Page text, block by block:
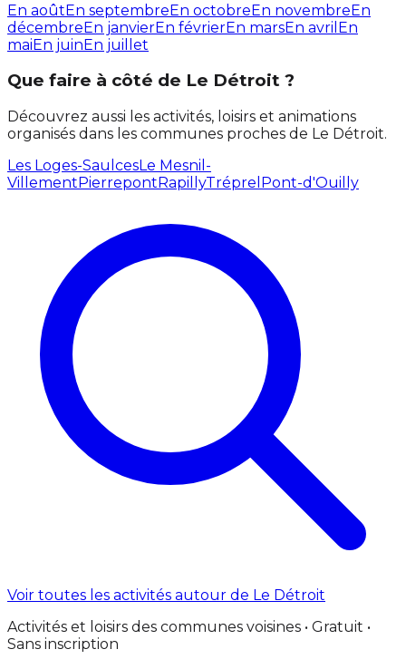
En aoûtEn septembreEn octobreEn novembreEn
décembreEn janvierEn févrierEn marsEn avril En
maiEn juinEn juillet
Que faire à côté de Le Détroit ?
Découvrez aussi les activités, loisirs et animations
organisés dans les communes proches de Le Détroit.
Les Loges-SaulcesLe Mesnil-
VillementPierrepontRapillyTréprel Pont-d'Ouilly
Voir toutes les activités autour de Le Détroit
Activités et loisirs des communes voisines • Gratuit •
Sans inscription